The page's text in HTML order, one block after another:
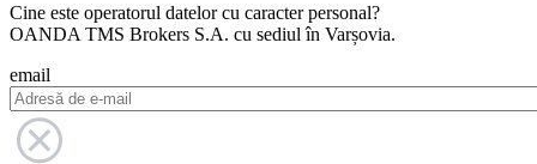
Cine este operatorul datelor cu caracter personal?
OANDA TMS Brokers S.A. cu sediul în Varșovia.
email